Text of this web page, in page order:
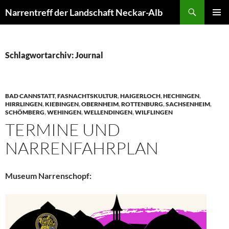
Inhalt
Narrentreff der Landschaft Neckar-Alb
Schlagwortarchiv: Journal
BAD CANNSTATT,FASNACHTSKULTUR,HAIGERLOCH,HECHINGEN,
HIRRLINGEN,KIEBINGEN,OBERNHEIM,ROTTENBURG,SACHSENHEIM,
SCHÖMBERG,WEHINGEN,WELLENDINGEN,WILFLINGEN
TERMINE UND
NARRENFAHRPLAN
Museum Narrenschopf: